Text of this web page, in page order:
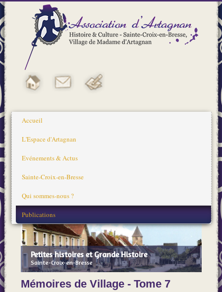
Accueil
L'Espace d'Artagnan
Evénements & Actus
Sainte-Croix-en-Bresse
Qui sommes-nous ?
Publications
Petites histoires et Grande Histoire
Sainte-Croix-en-Bresse
Mémoires de Village - Tome 7